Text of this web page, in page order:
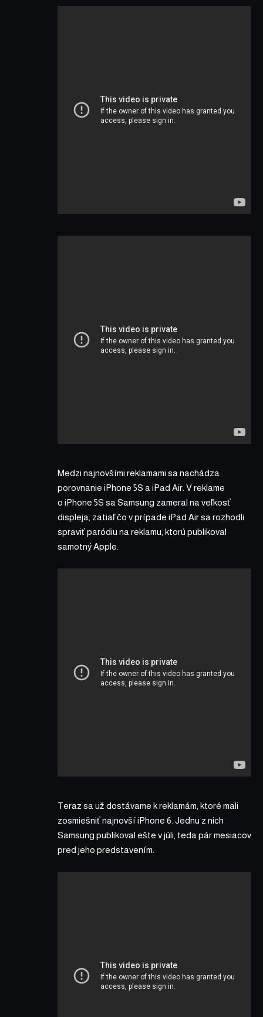
Medzi najnovšími reklamami sa nachádza
porovnanie iPhone 5S a iPad Air. V reklame
o iPhone 5S sa Samsung zameral na veľkosť
displeja, zatiaľ čo v prípade iPad Air sa rozhodli
spraviť paródiu na reklamu, ktorú publikoval
samotný Apple.
Teraz sa už dostávame k reklamám, ktoré mali
zosmiešniť najnovší iPhone 6. Jednu z nich
Samsung publikoval ešte v júli, teda pár mesiacov
pred jeho predstavením.